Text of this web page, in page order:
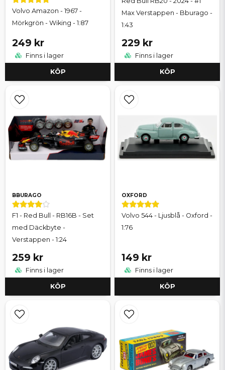
Volvo Amazon - 1967 -
Mörkgrön - Wiking - 1:87
249 kr
Finns i lager
KÖP
Max Verstappen - Bburago -
1:43
229 kr
Finns i lager
KÖP
BBURAGO
F1 - Red Bull - RB16B - Set
med Däckbyte -
Verstappen - 1:24
259 kr
Finns i lager
KÖP
OXFORD
Volvo 544 - Ljusblå - Oxford -
1:76
149 kr
Finns i lager
KÖP